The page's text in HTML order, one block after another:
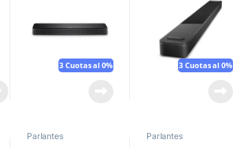
3 Cuotas al 0% 3 Cuotas al 0%
Parlantes Parlantes